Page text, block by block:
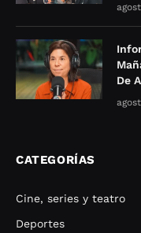
De
CATEGORÍAS
Cine, series y teatro
Deportes